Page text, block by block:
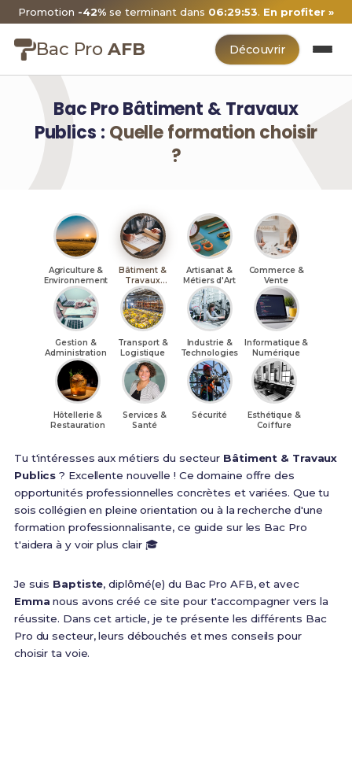
Promotion -42% se terminant dans 06:29:52. En profiter »
Bac Pro AFB Découvrir
Bac Pro Bâtiment & Travaux
Publics : Quelle formation choisir
?
Agriculture &
Environnement
Bâtiment &
Travaux
Publics
Artisanat &
Métiers d'Art
Commerce &
Vente
Gestion &
Administration
Transport &
Logistique
Industrie &
Technologies
Informatique &
Numérique
Hôtellerie &
Restauration
Services &
Santé
Sécurité
Esthétique &
Coiffure
Tu t'intéresses aux métiers du secteur Bâtiment & Travaux
Publics ? Excellente nouvelle ! Ce domaine offre des
opportunités professionnelles concrètes et variées. Que tu
sois collégien en pleine orientation ou à la recherche d'une
formation professionnalisante, ce guide sur les Bac Pro
t'aidera à y voir plus clair 🎓
Je suis Baptiste, diplômé(e) du Bac Pro AFB, et avec
Emma nous avons créé ce site pour t'accompagner vers la
réussite. Dans cet article, je te présente les différents Bac
Pro du secteur, leurs débouchés et mes conseils pour
choisir ta voie.